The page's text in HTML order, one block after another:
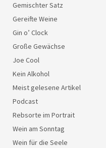
Gemischter Satz
Gereifte Weine
Gin o’ Clock
Große Gewächse
Joe Cool
Kein Alkohol
Meist gelesene Artikel
Podcast
Rebsorte im Portrait
Wein am Sonntag
Wein für die Seele